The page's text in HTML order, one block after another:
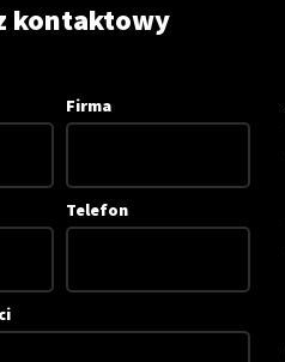
kontaktowy
Firma
Telefon